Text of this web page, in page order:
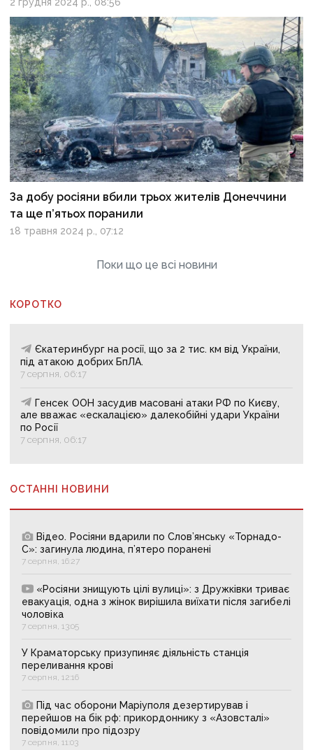
За добу росіяни вбили трьох жителів Донеччини
та ще п’ятьох поранили
18 травня 2024 р., 07:12
Поки що це всі новини
КОРОТКО
Єкатеринбург на росії, що за 2 тис. км від України,
під атакою добрих БпЛА.
7 серпня, 06:17
Генсек ООН засудив масовані атаки РФ по Києву,
але вважає «ескалацією» далекобійні удари України
по Росії
7 серпня, 06:17
ОСТАННІ НОВИНИ
Відео. Росіяни вдарили по Слов’янську «Торнадо-
С»: загинула людина, п’ятеро поранені
7 серпня, 16:27
«Росіяни знищують цілі вулиці»: з Дружківки триває
евакуація, одна з жінок вирішила виїхати після загибелі
чоловіка
7 серпня, 13:05
У Краматорську призупиняє діяльність станція
переливання крові
7 серпня, 12:16
Під час оборони Маріуполя дезертирував і
перейшов на бік рф: прикордоннику з «Азовсталі»
повідомили про підозру
7 серпня, 11:03